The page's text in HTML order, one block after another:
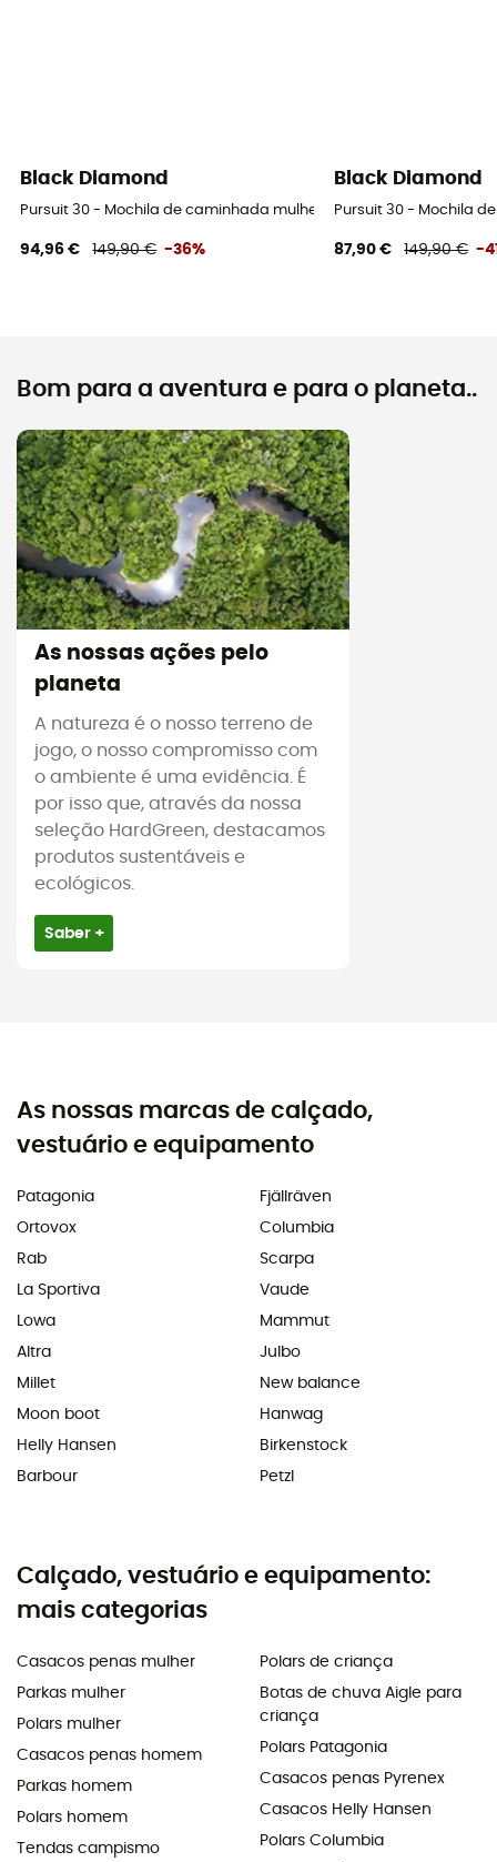
Black Diamond
Pursuit 30 - Mochila de caminhada mulher
94,96 € 149,90 € -36%
Black Diamond
Pursuit 30 - Mochila
87,90 € 149,90 € -
Bom para a aventura e para o planeta..
As nossas ações pelo
planeta
A natureza é o nosso terreno de
jogo, o nosso compromisso com
o ambiente é uma evidência. É
por isso que, através da nossa
seleção HardGreen, destacamos
produtos sustentáveis e
ecológicos.
Saber +
As nossas marcas de calçado,
vestuário e equipamento
Patagonia
Ortovox
Rab
La Sportiva
Lowa
Altra
Millet
Moon boot
Helly Hansen
Barbour
Fjällräven
Columbia
Scarpa
Vaude
Mammut
Julbo
New balance
Hanwag
Birkenstock
Petzl
Calçado, vestuário e equipamento:
mais categorias
Casacos penas mulher
Parkas mulher
Polars mulher
Casacos penas homem
Parkas homem
Polars homem
Tendas campismo
Polars de criança
Botas de chuva Aigle para
criança
Polars Patagonia
Casacos penas Pyrenex
Casacos Helly Hansen
Polars Columbia